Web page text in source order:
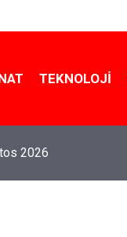
TEKNOLOJI
2026